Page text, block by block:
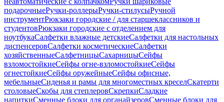
подарочныеРучки-роллерыРучки-стилусыРучной
инструментРюкзаки городские / для старшеклассников и
студентовРюкзаки городские с отделением для
ноутбукаСалфетки влажные детскиеСалфетки для настольных
диспенсеровСалфетки косметическиеСалфетки
хозяйственныеСалфетницыСахарницыСейфы
взломостойкиеСейфы огне-взломостойкиеСейфы
огнестойкиеСейфы оружейныеСейфы офисные,
мебельныеСиденья и рамы для многоместных креселСкатерти
столовыеСкобы для степлеровСкрепкиСладкие
напиткиСменные блоки для органайзеровСменные блоки для